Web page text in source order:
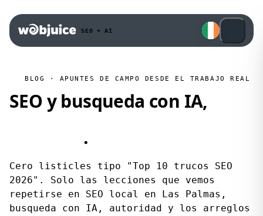
SEO + AI
BLOG · APUNTES DE CAMPO DESDE EL TRABAJO REAL
SEO y busqueda con IA,
desde proyectos reales en
.
Cero listicles tipo "Top 10 trucos SEO
2026". Solo las lecciones que vemos
repetirse en SEO local en Las Palmas,
busqueda con IA, autoridad y los arreglos